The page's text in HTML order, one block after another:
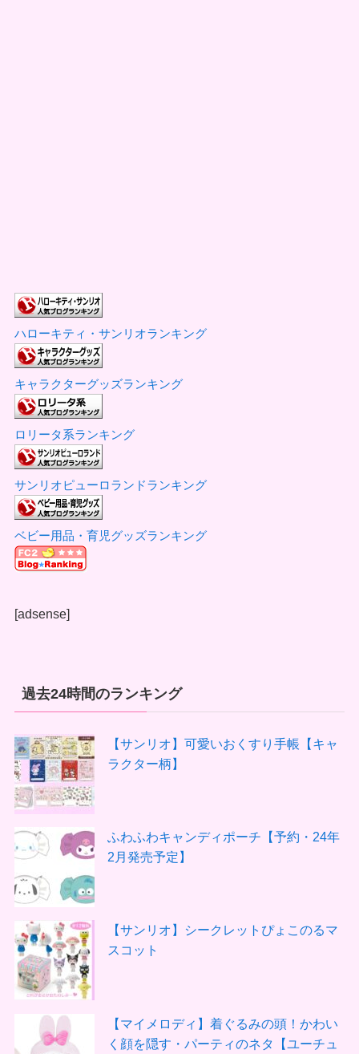
ハローキティ・サンリオランキング
キャラクターグッズランキング
ロリータ系ランキング
サンリオピューロランドランキング
ベビー用品・育児グッズランキング
[adsense]
過去24時間のランキング
【サンリオ】可愛いおくすり手帳【キャ
ラクター柄】
ふわふわキャンディポーチ【予約・24年
2月発売予定】
【サンリオ】シークレットぴょこのるマ
スコット
【マイメロディ】着ぐるみの頭！かわい
く顔を隠す・パーティのネタ【ユーチュ